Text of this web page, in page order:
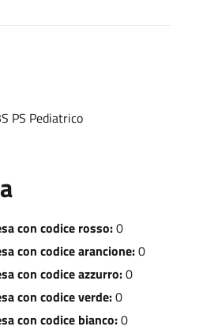
PS Pediatrico
con codice rosso:0
con codice arancione:0
con codice azzurro:0
con codice verde:0
con codice bianco:0